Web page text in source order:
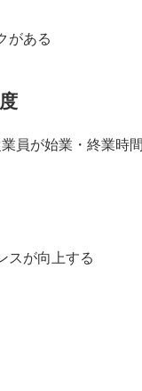
がある
員が始業・終業時
スが向上する